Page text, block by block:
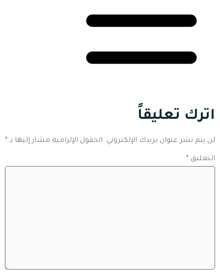
اترك تعليقاً
لن يتم نشر عنوان بريدك الإلكتروني. الحقول الإلزامية مشار إليها بـ *
التعليق *